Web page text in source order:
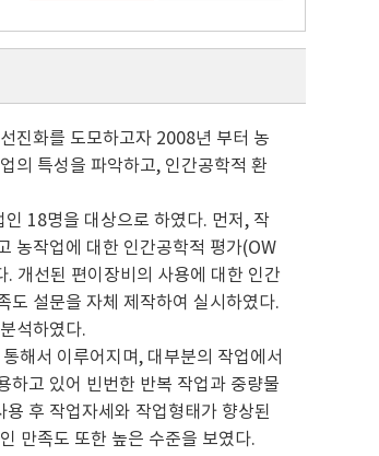
진화를 도모하고자 2008년 부터 농
의 특성을 파악하고, 인간공학적 환
18명을 대상으로 하였다. 먼저, 작
농작업에 대한 인간공학적 평가(OW
개선된 편이장비의 사용에 대한 인간
도 설문을 자체 제작하여 실시하였다.
석하였다.
해서 이루어지며, 대부분의 작업에서
하고 있어 빈번한 반복 작업과 중량물
후 작업자세와 작업형태가 향상된
만족도 또한 높은 수준을 보였다.